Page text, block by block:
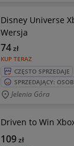
Disney Universe
Wersja
KUP TERAZ
74zł
CZĘSTO SPRZEDAJE
SPRZEDAJĄCY:
Jelenia Góra
Driven to Win
109zł